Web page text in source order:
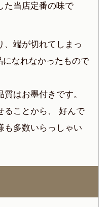
た当店定番の味で
、端が切れてしまっ
なれなかったもので
はお墨付きです。
ることから、 好んで
も多数いらっしゃい